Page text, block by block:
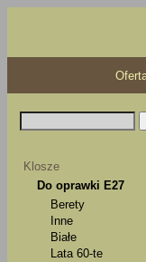
Klosze
Do oprawki E27
Berety
Inne
Białe
Lata 60-te